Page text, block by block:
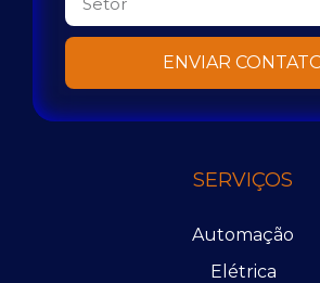
SERVIÇOS
Automação
Elétrica
ENVIAR